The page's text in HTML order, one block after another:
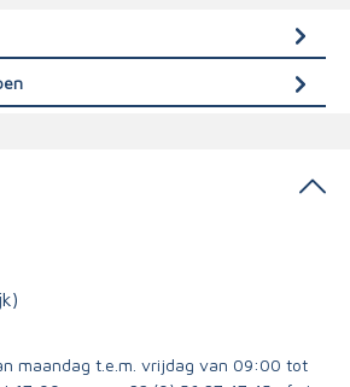
maandag t.e.m. vrijdag van 09:00 tot